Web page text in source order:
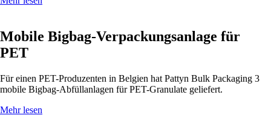
Mobile Bigbag-Verpackungsanlage für
PET
Für einen PET-Produzenten in Belgien hat Pattyn Bulk Packaging 3
mobile Bigbag-Abfüllanlagen für PET-Granulate geliefert.
Mehr lesen